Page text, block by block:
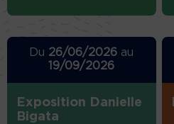
Du 26/06/2026 au
19/09/2026
Exposition Danielle
Bigata